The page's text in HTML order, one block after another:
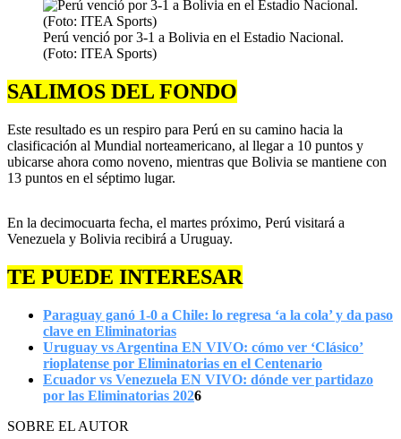
Perú venció por 3-1 a Bolivia en el Estadio Nacional.
(Foto: ITEA Sports)
SALIMOS DEL FONDO
Este resultado es un respiro para Perú en su camino hacia la
clasificación al Mundial norteamericano, al llegar a 10 puntos y
ubicarse ahora como noveno, mientras que Bolivia se mantiene con
13 puntos en el séptimo lugar.
En la decimocuarta fecha, el martes próximo, Perú visitará a
Venezuela y Bolivia recibirá a Uruguay.
TE PUEDE INTERESAR
Paraguay ganó 1-0 a Chile: lo regresa ‘a la cola’ y da paso
clave en Eliminatorias
Uruguay vs Argentina EN VIVO: cómo ver ‘Clásico’
rioplatense por Eliminatorias en el Centenario
Ecuador vs Venezuela EN VIVO: dónde ver partidazo
por las Eliminatorias 2026
SOBRE EL AUTOR